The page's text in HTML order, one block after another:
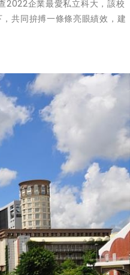
2022企業最愛私立科大，該校
共同拚搏一條條亮眼績效，建